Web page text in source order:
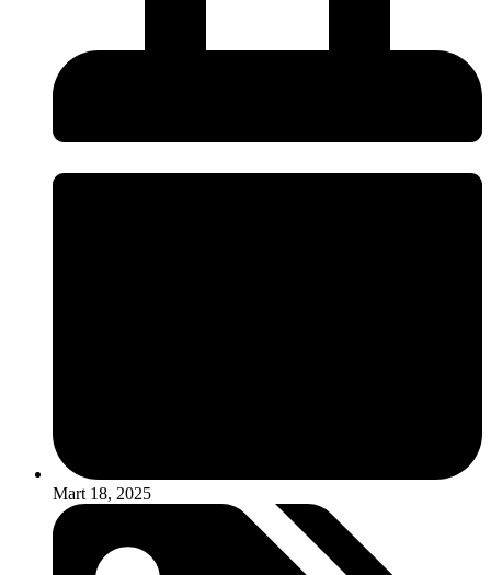
Mart 18, 2025